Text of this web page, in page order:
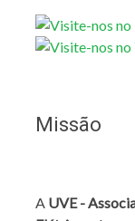
Missão
A UVE -